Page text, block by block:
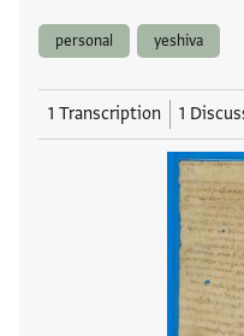
personal yeshiva
1 Transcription 1